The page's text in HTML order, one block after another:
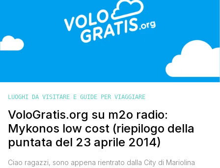
LUOGHI DA VISITARE E GUIDE PER VIAGGIARE
VoloGratis.org su m2o radio:
Mykonos low cost (riepilogo della
puntata del 23 aprile 2014)
Ciao ragazzi, sono appena rientrato dalla City di Mariolina